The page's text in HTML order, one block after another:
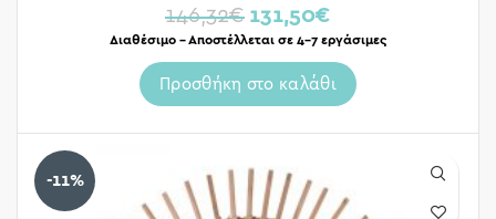
146,32€ 131,50€
Διαθέσιμο – Αποστέλλεται σε 4-7 εργάσιμες
Προσθήκη στο καλάθι
-11%